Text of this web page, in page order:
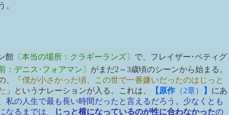
。
館 〔本当の場所：クラギーランズ〕 で、フレイザー･ペティグ
：デニス･フォアマン〕 がまだ2～3歳頃のシーンから始まる。
、「 僕が小さかった頃、この世で一番嫌いだったのはじっと
」というナレーションが入る。これは、 【原作 （2章） 】 にあ
私の人生で最も長い時間だったと言えるだろう。少なくとも
なるまでは、
じっと横になっているのが性に合わなかったの